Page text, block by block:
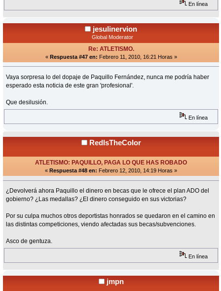
En línea
jesulinervion
Global Moderator
Re: ATLETISMO.
« Respuesta #47 en: Febrero 11, 2010, 16:21 Horas »
Vaya sorpresa lo del dopaje de Paquillo Fernández, nunca me podría haber
esperado esta noticia de este gran 'profesional'.
Que desilusión.
En línea
RedIsTheColor
ATLETISMO: PAQUILLO, PAGA LO QUE HAS ROBADO
« Respuesta #48 en: Febrero 12, 2010, 14:19 Horas »
¿Devolverá ahora Paquillo el dinero en becas que le ofrece el plan ADO del
gobierno? ¿Las medallas? ¿El dinero conseguido en sus victorias?
Por su culpa muchos otros deportistas honrados se quedaron en el camino en
las distintas competiciones, viendo afectadas sus becas/subvenciones.
Asco de gentuza.
En línea
jmpn